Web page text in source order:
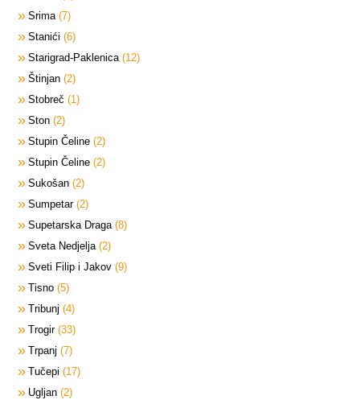
Srima 7
Stanići 6
Starigrad-Paklenica 12
Štinjan 2
Stobreč
1
Ston 2
Stupin Čeline 2
Stupin Čeline 2
Sukošan 2
Sumpetar 2
Supetarska Draga 8
Sveta Nedjelja 2
Sveti Filip i Jakov 9
Tisno 5
Tribunj 4
Trogir 33
Trpanj 7
Tučepi
17
Ugljan 2